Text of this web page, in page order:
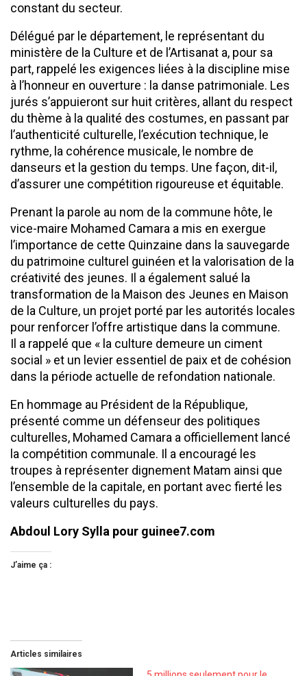
constant du secteur.
Délégué par le département, le représentant du
ministère de la Culture et de l’Artisanat a, pour sa
part, rappelé les exigences liées à la discipline mise
à l’honneur en ouverture : la danse patrimoniale. Les
jurés s’appuieront sur huit critères, allant du respect
du thème à la qualité des costumes, en passant par
l’authenticité culturelle, l’exécution technique, le
rythme, la cohérence musicale, le nombre de
danseurs et la gestion du temps. Une façon, dit-il,
d’assurer une compétition rigoureuse et équitable.
Prenant la parole au nom de la commune hôte, le
vice-maire Mohamed Camara a mis en exergue
l’importance de cette Quinzaine dans la sauvegarde
du patrimoine culturel guinéen et la valorisation de la
créativité des jeunes. Il a également salué la
transformation de la Maison des Jeunes en Maison
de la Culture, un projet porté par les autorités locales
pour renforcer l’offre artistique dans la commune.
Il a rappelé que « la culture demeure un ciment
social » et un levier essentiel de paix et de cohésion
dans la période actuelle de refondation nationale.
En hommage au Président de la République,
présenté comme un défenseur des politiques
culturelles, Mohamed Camara a officiellement lancé
la compétition communale. Il a encouragé les
troupes à représenter dignement Matam ainsi que
l’ensemble de la capitale, en portant avec fierté les
valeurs culturelles du pays.
Abdoul Lory Sylla pour guinee7.com
J’aime ça :
Articles similaires